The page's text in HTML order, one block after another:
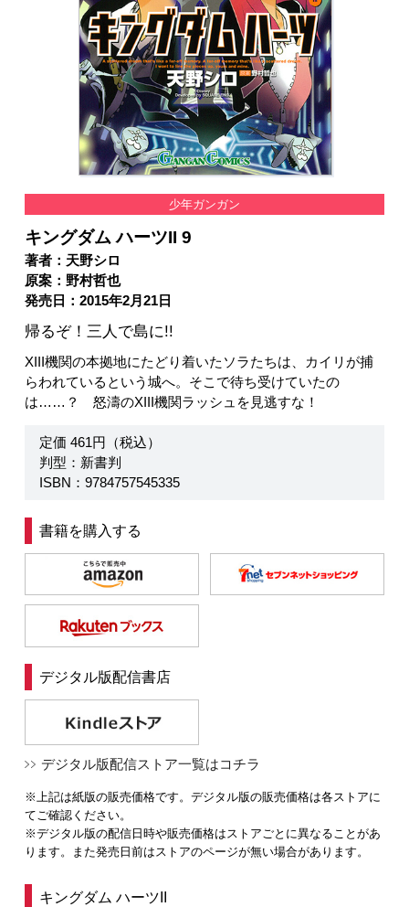
少年ガンガン
キングダム ハーツII 9
著者：天野シロ
原案：野村哲也
発売日：2015年2月21日
帰るぞ！三人で島に!!
XIII機関の本拠地にたどり着いたソラたちは、カイリが捕
らわれているという城へ。そこで待ち受けていたの
は……？ 怒濤のXIII機関ラッシュを見逃すな！
定価 461円（税込）
判型：新書判
ISBN：9784757545335
書籍を購入する
デジタル版配信書店
デジタル版配信ストア一覧はコチラ
※上記は紙版の販売価格です。デジタル版の販売価格は各ストアに
てご確認ください。
※デジタル版の配信日時や販売価格はストアごとに異なることがあ
ります。また発売日前はストアのページが無い場合があります。
キングダム ハーツII